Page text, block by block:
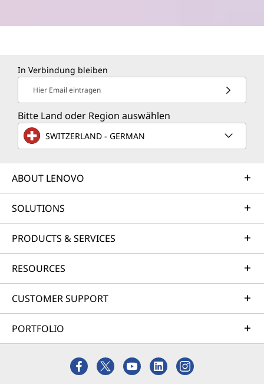
In Verbindung bleiben
Hier Email eintragen
Bitte Land oder Region auswählen
SWITZERLAND - GERMAN
ABOUT LENOVO
SOLUTIONS
PRODUCTS & SERVICES
RESOURCES
CUSTOMER SUPPORT
PORTFOLIO